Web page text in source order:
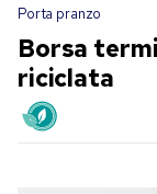
Porta pranzo
Borsa
riciclata